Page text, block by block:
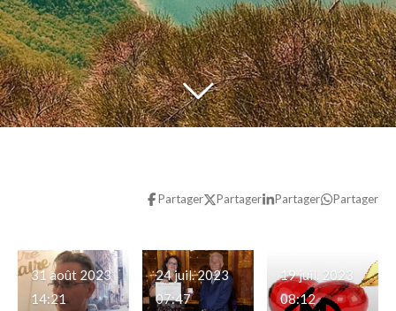
Partager Partager Partager Partager
31 août 2023
14:21
24 juil. 2023
07:47
19 juil. 2023
08:12